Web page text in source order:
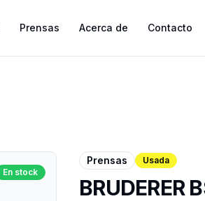
Prensas Acerca de Contacto
En stock
Prensas Usada
BRUDERER